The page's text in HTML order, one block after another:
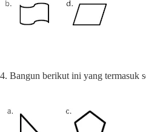
4. Bangun berikut ini yang termasuk